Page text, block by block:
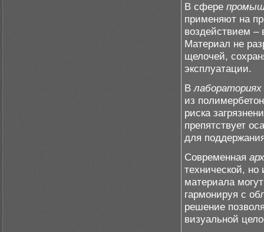
В сфере
применяют на
воздействием –
Материал не
щелочей,
эксплуатации.
Влабораториях
из
риска
препятствует
для
Современная
технической, но
материала
гармонируя с
решение
визуальной